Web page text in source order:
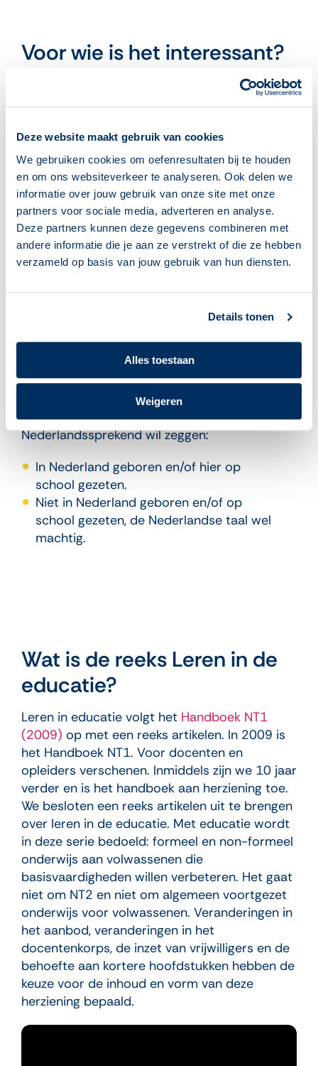
Deze website maakt gebruik van cookies
We gebruiken cookies om oefenresultaten bij te houden
en om ons websiteverkeer te analyseren. Ook delen we
informatie over jouw gebruik van onze site met onze
partners voor sociale media, adverteren en analyse.
Deze partners kunnen deze gegevens combineren met
andere informatie die je aan ze verstrekt of die ze hebben
verzameld op basis van jouw gebruik van hun diensten.
Details tonen
Alles toestaan
Weigeren
Voor wie is het interessant?
aan werving en pr)
Opleiders
Managers
Netwerkpartners
Beleidsmakers
Subsidiegevers (denk aan
gemeenteambtenaren)
Sponsoren en opdrachtgevers
Wie zijn
Nederlandssprekende
volwassenen?
Nederlandssprekende volwassenen die
basisvaardigheden en kennis willen verbeteren
of bijspijkeren
Nederlandssprekend wil zeggen:
In Nederland geboren en/of hier op
school gezeten.
Niet in Nederland geboren en/of op
school gezeten, de Nederlandse taal wel
machtig.
Wat is de reeks Leren in de
educatie?
Leren in educatie volgt het Handboek NT1
(2009) op met een reeks artikelen. In 2009 is
het Handboek NT1. Voor docenten en
opleiders verschenen. Inmiddels zijn we 10 jaar
verder en is het handboek aan herziening toe.
We besloten een reeks artikelen uit te brengen
over leren in de educatie. Met educatie wordt
in deze serie bedoeld: formeel en non-formeel
onderwijs aan volwassenen die
basisvaardigheden willen verbeteren. Het gaat
niet om NT2 en niet om algemeen voortgezet
onderwijs voor volwassenen. Veranderingen in
het aanbod, veranderingen in het
docentenkorps, de inzet van vrijwilligers en de
behoefte aan kortere hoofdstukken hebben de
keuze voor de inhoud en vorm van deze
herziening bepaald.